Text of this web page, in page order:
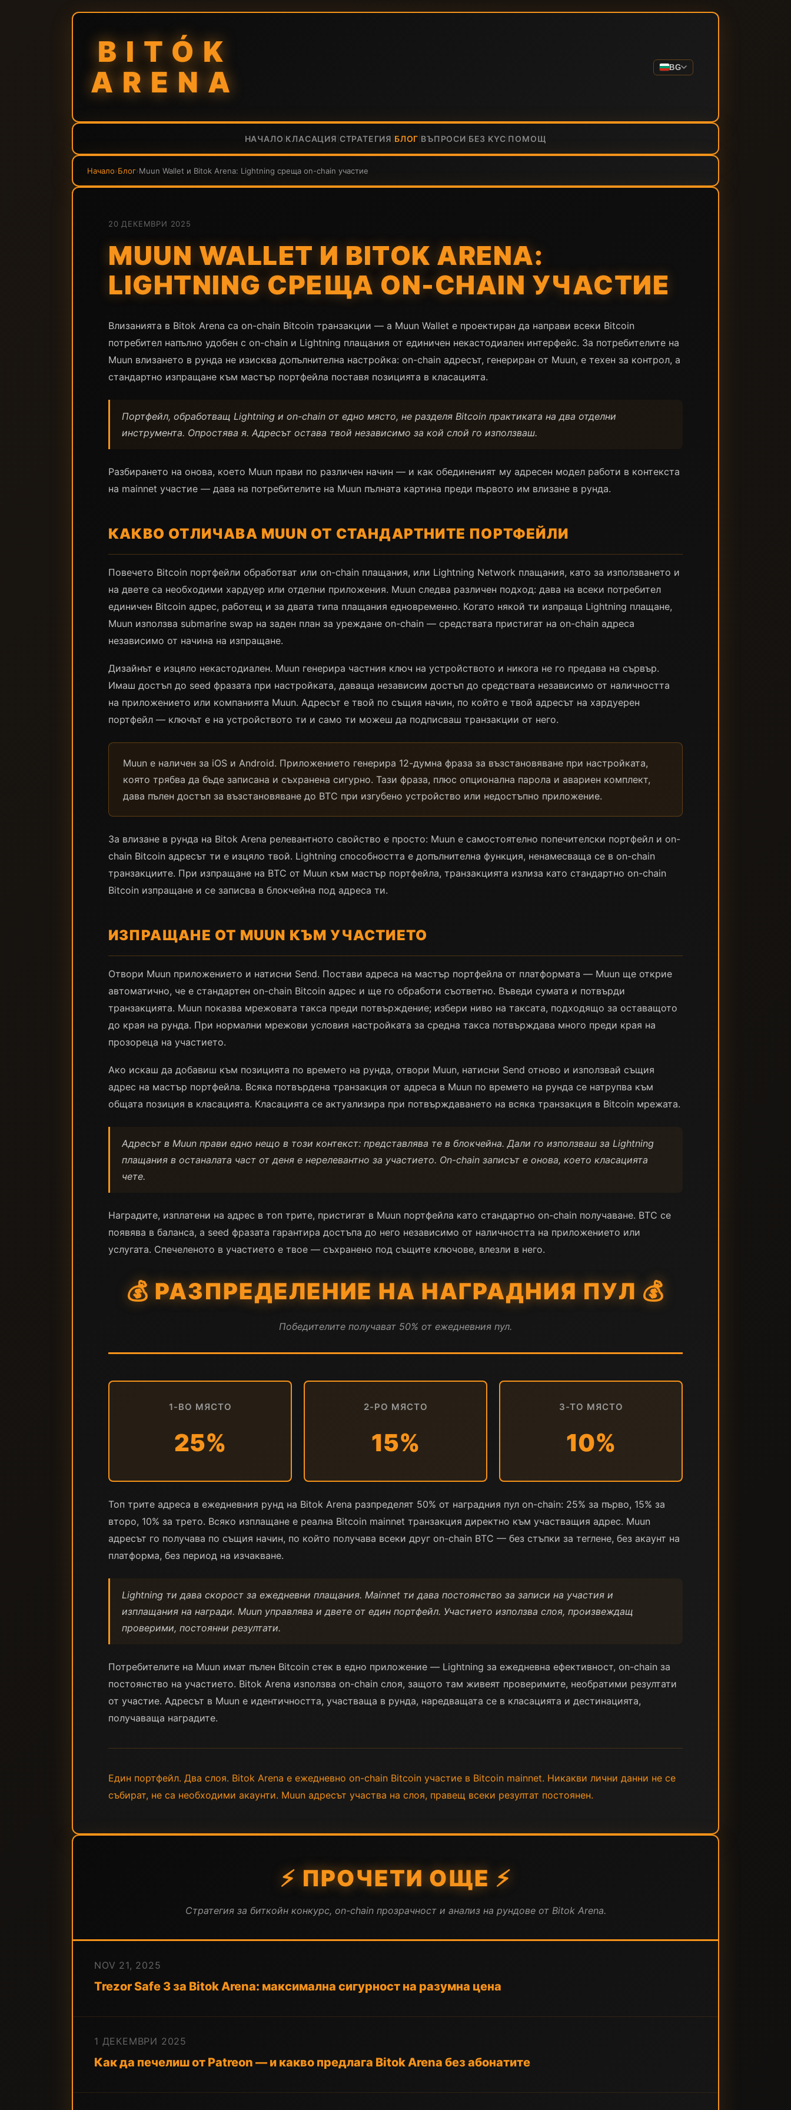
BITÓK
ARENA
BG
НАЧАЛО КЛАСАЦИЯ СТРАТЕГИЯ БЛОГ ВЪПРОСИ БЕЗ KYC ПОМОЩ
Начало›Блог›Muun Wallet и Bitok Arena: Lightning среща on-chain участие
20 ДЕКЕМВРИ 2025
MUUN WALLET И BITOK ARENA:
LIGHTNING СРЕЩА ON-CHAIN УЧАСТИЕ
Влизанията в Bitok Arena са on-chain Bitcoin транзакции — а Muun Wallet е проектиран да направи всеки Bitcoin
потребител напълно удобен с on-chain и Lightning плащания от единичен некастодиален интерфейс. За потребителите на
Muun влизането в рунда не изисква допълнителна настройка: on-chain адресът, генериран от Muun, е техен за контрол, а
стандартно изпращане към мастър портфейла поставя позицията в класацията.
Портфейл, обработващ Lightning и on-chain от едно място, не разделя Bitcoin практиката на два отделни
инструмента. Опростява я. Адресът остава твой независимо за кой слой го използваш.
Разбирането на онова, което Muun прави по различен начин — и как обединеният му адресен модел работи в контекста
на mainnet участие — дава на потребителите на Muun пълната картина преди първото им влизане в рунда.
КАКВО ОТЛИЧАВА MUUN ОТ СТАНДАРТНИТЕ ПОРТФЕЙЛИ
Повечето Bitcoin портфейли обработват или on-chain плащания, или Lightning Network плащания, като за използването и
на двете са необходими хардуер или отделни приложения. Muun следва различен подход: дава на всеки потребител
единичен Bitcoin адрес, работещ и за двата типа плащания едновременно. Когато някой ти изпраща Lightning плащане,
Muun използва submarine swap на заден план за уреждане on-chain — средствата пристигат на on-chain адреса
независимо от начина на изпращане.
Дизайнът е изцяло некастодиален. Muun генерира частния ключ на устройството и никога не го предава на сървър.
Имаш достъп до seed фразата при настройката, даваща независим достъп до средствата независимо от наличността
на приложението или компанията Muun. Адресът е твой по същия начин, по който е твой адресът на хардуерен
портфейл — ключът е на устройството ти и само ти можеш да подписваш транзакции от него.
Muun е наличен за iOS и Android. Приложението генерира 12-думна фраза за възстановяване при настройката,
която трябва да бъде записана и съхранена сигурно. Тази фраза, плюс опционална парола и авариен комплект,
дава пълен достъп за възстановяване до BTC при изгубено устройство или недостъпно приложение.
За влизане в рунда на Bitok Arena релевантното свойство е просто: Muun е самостоятелно попечителски портфейл и on-
chain Bitcoin адресът ти е изцяло твой. Lightning способността е допълнителна функция, ненамесваща се в on-chain
транзакциите. При изпращане на BTC от Muun към мастър портфейла, транзакцията излиза като стандартно on-chain
Bitcoin изпращане и се записва в блокчейна под адреса ти.
ИЗПРАЩАНЕ ОТ MUUN КЪМ УЧАСТИЕТО
Отвори Muun приложението и натисни Send. Постави адреса на мастър портфейла от платформата — Muun ще открие
автоматично, че е стандартен on-chain Bitcoin адрес и ще го обработи съответно. Въведи сумата и потвърди
транзакцията. Muun показва мрежовата такса преди потвърждение; избери ниво на таксата, подходящо за оставащото
до края на рунда. При нормални мрежови условия настройката за средна такса потвърждава много преди края на
прозореца на участието.
Ако искаш да добавиш към позицията по времето на рунда, отвори Muun, натисни Send отново и използвай същия
адрес на мастър портфейла. Всяка потвърдена транзакция от адреса в Muun по времето на рунда се натрупва към
общата позиция в класацията. Класацията се актуализира при потвърждаването на всяка транзакция в Bitcoin мрежата.
Адресът в Muun прави едно нещо в този контекст: представлява те в блокчейна. Дали го използваш за Lightning
плащания в останалата част от деня е нерелевантно за участието. On-chain записът е онова, което класацията
чете.
Наградите, изплатени на адрес в топ трите, пристигат в Muun портфейла като стандартно on-chain получаване. BTC се
появява в баланса, а seed фразата гарантира достъпа до него независимо от наличността на приложението или
услугата. Спечеленото в участието е твое — съхранено под същите ключове, влезли в него.
💰 РАЗПРЕДЕЛЕНИЕ НА НАГРАДНИЯ ПУЛ 💰
Победителите получават 50% от ежедневния пул.
1-ВО МЯСТО
25%
2-РО МЯСТО
15%
3-ТО МЯСТО
10%
Топ трите адреса в ежедневния рунд на Bitok Arena разпределят 50% от наградния пул on-chain: 25% за първо, 15% за
второ, 10% за трето. Всяко изплащане е реална Bitcoin mainnet транзакция директно към участващия адрес. Muun
адресът го получава по същия начин, по който получава всеки друг on-chain BTC — без стъпки за теглене, без акаунт на
платформа, без период на изчакване.
Lightning ти дава скорост за ежедневни плащания. Mainnet ти дава постоянство за записи на участия и
изплащания на награди. Muun управлява и двете от един портфейл. Участието използва слоя, произвеждащ
проверими, постоянни резултати.
Потребителите на Muun имат пълен Bitcoin стек в едно приложение — Lightning за ежедневна ефективност, on-chain за
постоянство на участието. Bitok Arena използва on-chain слоя, защото там живеят проверимите, необратими резултати
от участие. Адресът в Muun е идентичността, участваща в рунда, наредващата се в класацията и дестинацията,
получаваща наградите.
Един портфейл. Два слоя. Bitok Arena е ежедневно on-chain Bitcoin участие в Bitcoin mainnet. Никакви лични данни не се
събират, не са необходими акаунти. Muun адресът участва на слоя, правещ всеки резултат постоянен.
⚡ ПРОЧЕТИ ОЩЕ ⚡
Стратегия за биткойн конкурс, on-chain прозрачност и анализ на рундове от Bitok Arena.
NOV 21, 2025
Trezor Safe 3 за Bitok Arena: максимална сигурност на разумна цена
1 ДЕКЕМВРИ 2025
Как да печелиш от Patreon — и какво предлага Bitok Arena без абонатите